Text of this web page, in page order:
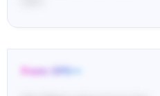
From: OPE•••